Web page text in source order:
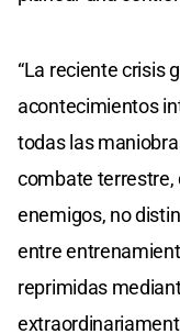
“La reciente crisis
acontecimientos
todas las
combate terrestre,
enemigos, no
entre
reprimidas